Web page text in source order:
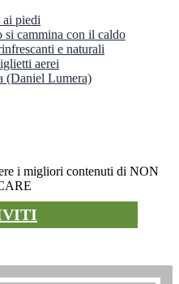
piedi
si cammina con il caldo
e naturali
aerei
(Daniel Lumera)
i migliori contenuti di NON